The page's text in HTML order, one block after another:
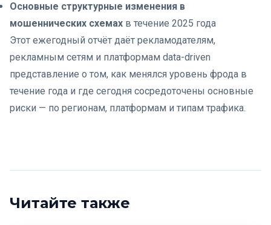
Основные структурные изменения в
мошеннических схемах в течение 2025 года
Этот ежегодный отчёт даёт рекламодателям,
рекламным сетям и платформам data-driven
представление о том, как менялся уровень фрода в
течение года и где сегодня сосредоточены основные
риски — по регионам, платформам и типам трафика.
Читайте также